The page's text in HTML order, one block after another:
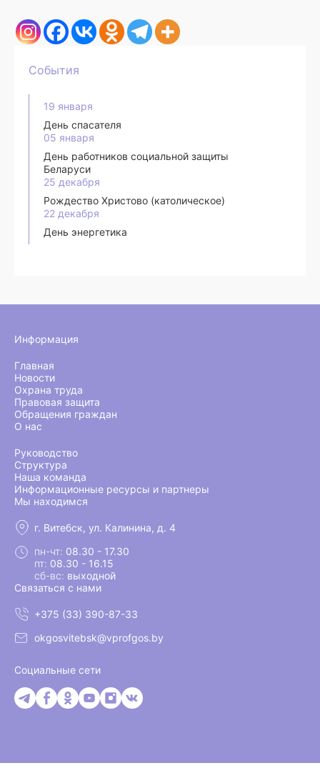
События
19 января
День спасателя
05 января
День работников социальной защиты
Беларуси
25 декабря
Рождество Христово (католическое)
22 декабря
День энергетика
Информация
Главная
Новости
Охрана труда
Правовая защита
Обращения граждан
О нас
Руководство
Структура
Наша команда
Информационные ресурсы и партнеры
Мы находимся
г. Витебск, ул. Калинина, д. 4
пн-чт: 08.30 - 17.30
пт: 08.30 - 16.15
сб-вс: выходной
Связаться с нами
+375 (33) 390-87-33
okgosvitebsk@vprofgos.by
Социальные сети